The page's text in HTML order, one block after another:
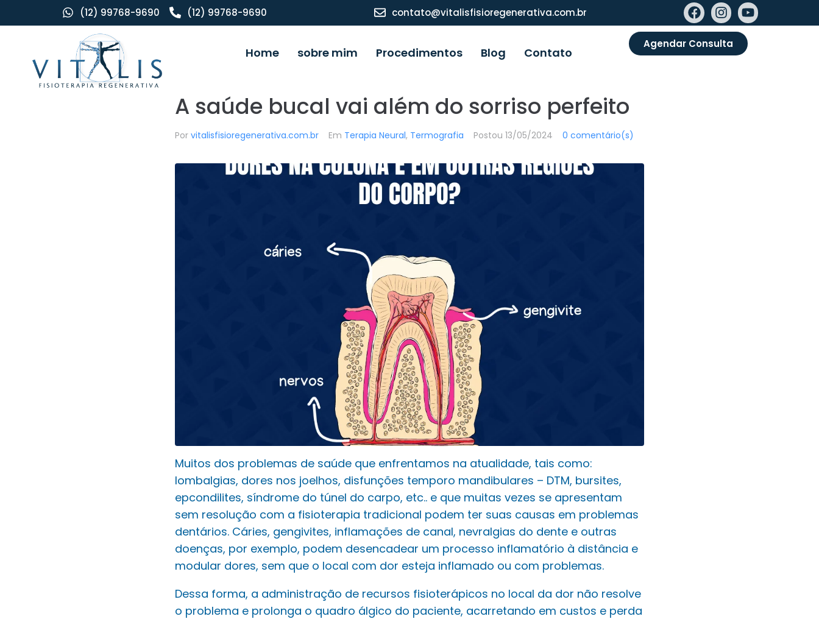
(12) 99768-9690 (12) 99768-9690 contato@vitalisfisioregenerativa.com.br
Home sobre mim Procedimentos Blog Contato
Agendar Consulta
A saúde bucal vai além do sorriso perfeito
Por vitalisfisioregenerativa.com.br Em Terapia Neural, Termografia Postou 13/05/2024 0 comentário(s)
Muitos dos problemas de saúde que enfrentamos na atualidade, tais como:
lombalgias, dores nos joelhos, disfunções temporo mandibulares – DTM, bursites,
epcondilites, síndrome do túnel do carpo, etc.. e que muitas vezes se apresentam
sem resolução com a fisioterapia tradicional podem ter suas causas em problemas
dentários. Cáries, gengivites, inflamações de canal, nevralgias do dente e outras
doenças, por exemplo, podem desencadear um processo inflamatório à distância e
modular dores, sem que o local com dor esteja inflamado ou com problemas.
Dessa forma, a administração de recursos fisioterápicos no local da dor não resolve
o problema e prolonga o quadro álgico do paciente, acarretando em custos e perda